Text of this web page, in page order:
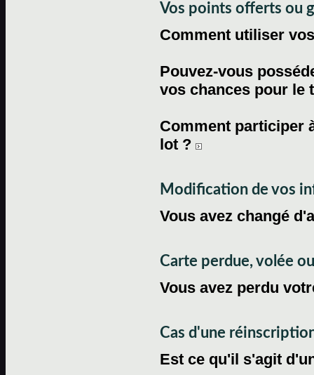
Vos points offerts ou
Comment utiliser
Pouvez-vous
vos chances pour le
Comment participer
lot ?
Modification de vos
Vous avez changé
Carte perdue, volée
Vous avez perdu
Cas d'une
Est ce qu'il s'agit